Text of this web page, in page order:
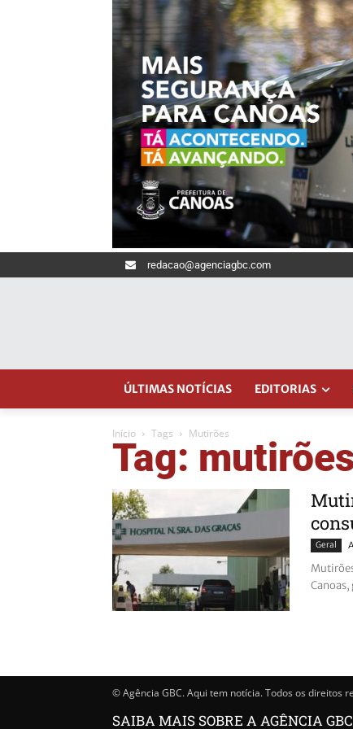
redacao@agenciagbc.com
ÚLTIMAS NOTÍCIAS EDITORIAS
Início Tags Mutirões
Tag: mutirões
Geral
© Agência GBC. Aqui tem notícia. Todos os direitos
SAIBA MAIS SOBRE A AGÊNCIA GBC